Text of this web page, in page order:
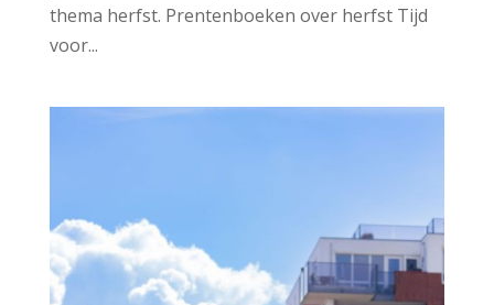
thema herfst. Prentenboeken over herfst Tijd
voor...